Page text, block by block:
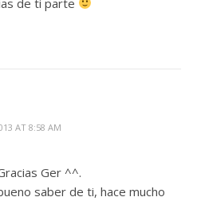
AT 8:58 AM
Ger ^^.
saber de ti, hace mucho